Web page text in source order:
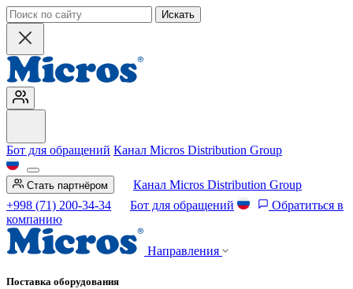
Искать
Бот для обращений Канал Micros Distribution Group
Стать партнёром
Канал Micros Distribution Group
+998 (71) 200-34-34
Бот для обращений
Обратиться в
компанию
Направления
Поставка оборудования